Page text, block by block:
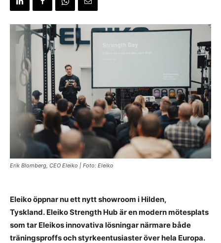
Erik Blomberg, CEO Eleiko | Foto: Eleiko
Eleiko öppnar nu ett nytt showroom i Hilden,
Tyskland. Eleiko Strength Hub är en modern mötesplats
som tar Eleikos innovativa lösningar närmare både
träningsproffs och styrkeentusiaster över hela Europa.